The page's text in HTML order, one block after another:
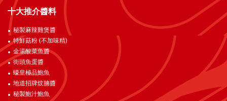
十大推介醬料
秘製麻辣雞煲醬
特鮮菇粉 (不加味精)
金湯酸菜魚醬
街頭魚蛋醬
蠔皇極品鮑魚
地道招牌炆腩醬
秘製鮑汁鮑魚